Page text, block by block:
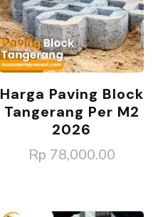
Harga Paving Block
Tangerang Per M2
2026
Rp 78,000.00